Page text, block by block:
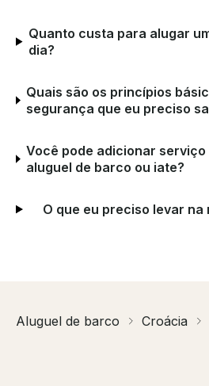
Quanto custa para alugar
dia?
Quais são os princípios
segurança que eu preciso
Você pode adicionar serviço
aluguel de barco ou iate?
O que eu preciso levar na
Aluguel de barco Croácia